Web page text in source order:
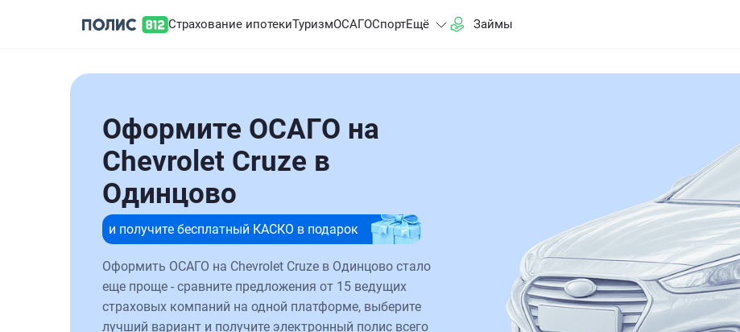
Страхование ипотекиТуризмОСАГОСпортЕщё Займы
Оформите ОСАГО на
Chevrolet Cruze в
Одинцово
и получите бесплатный КАСКО в подарок
Оформить ОСАГО на Chevrolet Cruze в Одинцово стало
еще проще - сравните предложения от 15 ведущих
страховых компаний на одной платформе, выберите
лучший вариант и получите электронный полис всего